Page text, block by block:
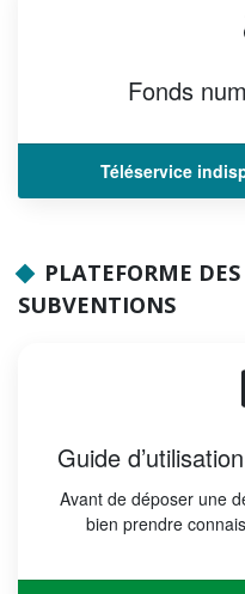
Fonds
Téléservice
PLATEFORME
SUBVENTIONS
Guide
Avant de déposer une
bien prendre